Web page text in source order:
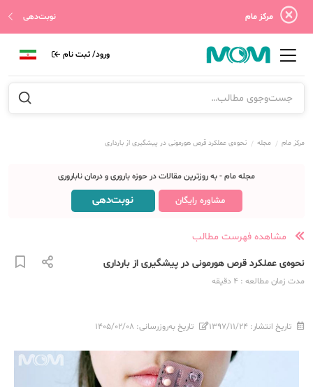
مرکز مام نوبت‌دهی
ورود/ ثبت نام
مرکز مام مجله نحوه‌ی عملکرد قرص هورمونی در پیشگیری از بارداری
مجله مام - به روزترین مقالات در حوزه باروری و درمان ناباروری
مشاوره رایگان نوبت‌دهی
مشاهده فهرست مطالب
نحوه‌ی عملکرد قرص هورمونی در پیشگیری از بارداری
مدت زمان مطالعه : 4 دقیقه
تاریخ انتشار: ۱۳۹۷/۱۱/۲۴ تاریخ به‌روزرسانی: ۱۴۰۵/۰۲/۰۸